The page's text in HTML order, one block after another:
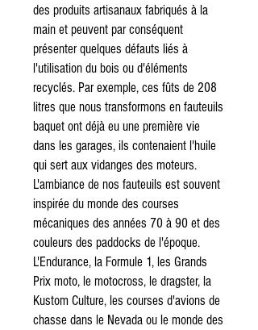
des produits artisanaux fabriqués à la
main et peuvent par conséquent
présenter quelques défauts liés à
l'utilisation du bois ou d'éléments
recyclés. Par exemple, ces fûts de 208
litres que nous transformons en fauteuils
baquet ont déjà eu une première vie
dans les garages, ils contenaient l'huile
qui sert aux vidanges des moteurs.
L'ambiance de nos fauteuils est souvent
inspirée du monde des courses
mécaniques des années 70 à 90 et des
couleurs des paddocks de l'époque.
L'Endurance, la Formule 1, les Grands
Prix moto, le motocross, le dragster, la
Kustom Culture, les courses d'avions de
chasse dans le Nevada ou le monde des